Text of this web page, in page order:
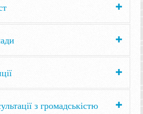
з громадськістю